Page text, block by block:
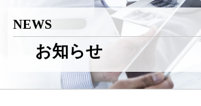
NEWS
お知らせ